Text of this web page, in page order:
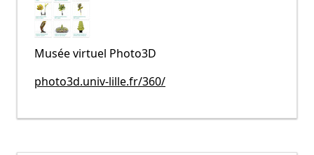
Musée virtuel Photo3D
photo3d.univ-lille.fr/360/